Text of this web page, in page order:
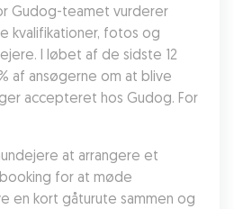
Gudog-teamet vurderer
kvalifikationer, fotos og
I løbet af de sidste 12
af ansøgerne om at blive
accepteret hos Gudog. For
at arrangere et
for at møde
en kort gåturute sammen og